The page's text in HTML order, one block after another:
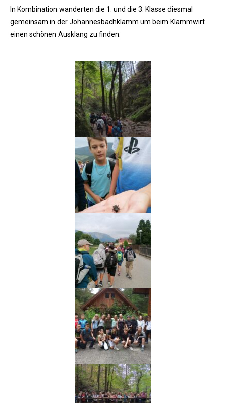
In Kombination wanderten die 1. und die 3. Klasse diesmal
gemeinsam in der Johannesbachklamm um beim Klammwirt
einen schönen Ausklang zu finden.